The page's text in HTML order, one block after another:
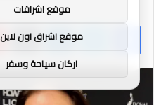
موقع اشراقات
موقع اشراق اون لاين
اركان سياحة وسفر